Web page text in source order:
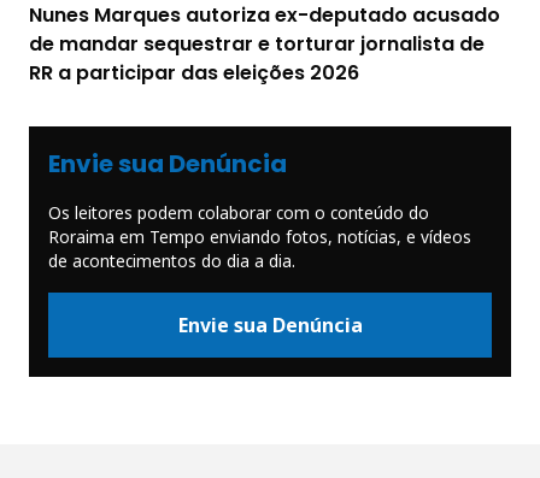
Nunes Marques autoriza ex-deputado acusado
de mandar sequestrar e torturar jornalista de
RR a participar das eleições 2026
Envie sua Denúncia
Os leitores podem colaborar com o conteúdo do
Roraima em Tempo enviando fotos, notícias, e vídeos
de acontecimentos do dia a dia.
Envie sua Denúncia